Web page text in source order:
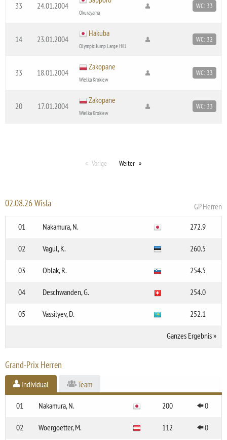
33 24.01.2004
Okurayama
WC: 33
14 23.01.2004
Hakuba
Olympic Jump Large Hill
WC: 32
33 18.01.2004
Zakopane
Wielka Krokiew
WC: 33
20 17.01.2004
Zakopane
Wielka Krokiew
WC: 33
Vorige Weiter
02.08.26 Wisla
GP Herren
01
Nakamura, N. 272.9
02 Vagul, K. 260.5
03 Oblak, R. 254.5
04 Deschwanden, G. 254.0
05 Vassilyev, D. 252.1
Ganzes Ergebnis»
Grand-Prix Herren
Individual Team
01 Nakamura, N. 200 0
02 Woergoetter, M. 112 0